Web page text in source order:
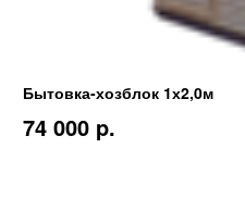
Бытовка-хозблок 1х2,0м
74 000 p.